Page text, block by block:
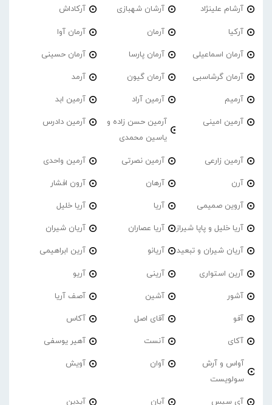
آرشام علینژاد آرشان شهبازی آرکاداش
آرکیا آرمان آرمان آوا
آرمان اسماعیلی آرمان پارسا آرمان حسینی
آرمان گرشاسبی آرمان گیون آرمد
آرمیم آرمین آراد آرمین ابد
آرمین امینی
آرمین حسن زاده و
یاسین محمدی
آرمین دادرس
آرمین زارعی آرمین نصرتی آرمین واحدی
آرن آرهان آرون افشار
آروین صمیمی آریا آریا خلیل
آریا خلیل و پاپا شیراز آریا عصاران آریان شیران
آریان شیران و تبعید آریانو آرین ابراهیمی
آرین استواری آرینی آریو
آشور آشین آصف آریا
آفو آقای اصل آکاس
آکای آنست آهیر یوسفی
آواس و آرش
سولویست
آوان آویش
آی سیس آیان آیدین